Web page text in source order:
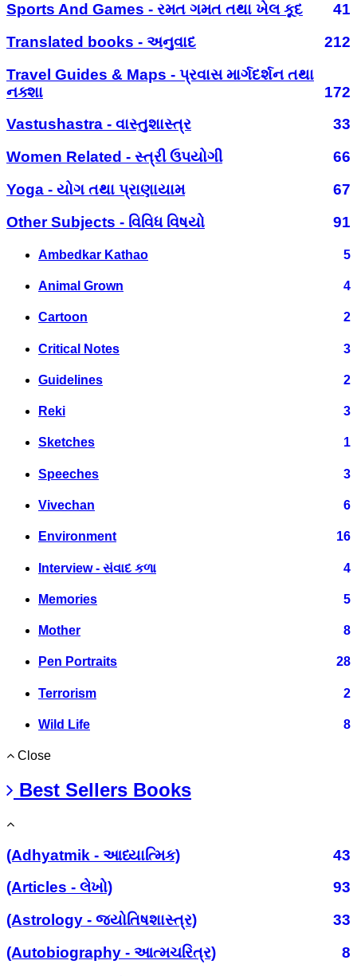
Sports And Games - રમત ગમત તથા ખેલ કૂદ
41
Translated books - અનુવાદ
212
Travel Guides & Maps - પ્રવાસ માર્ગદર્શન તથા
નક્શા
172
Vastushastra - વાસ્તુશાસ્ત્ર
33
Women Related - સ્ત્રી ઉપયોગી
66
Yoga - યોગ તથા પ્રાણાયામ
67
Other Subjects - વિવિધ વિષયો
91
Ambedkar Kathao 5
Animal Grown 4
Cartoon 2
Critical Notes 3
Guidelines 2
Reki 3
Sketches 1
Speeches 3
Vivechan 6
Environment 16
Interview - સંવાદ કળા 4
Memories 5
Mother 8
Pen Portraits 28
Terrorism 2
Wild Life 8
Close
Best Sellers Books
(Adhyatmik - આધ્યાત્મિક)
43
(Articles - લેખો)
93
(Astrology - જ્યોતિષશાસ્ત્ર)
33
(Autobiography - આત્મચરિત્ર)
8